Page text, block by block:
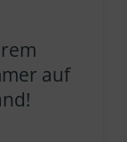
auf